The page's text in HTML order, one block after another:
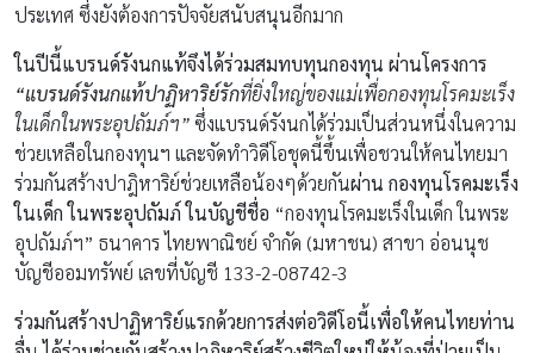
ประเทศ ซึ่งยังต้องการปัจจัยสนับสนุนอีกมาก
ในปีนี้แบรนด์รังนกแท้จึงได้ร่วมสมทบทุนกองทุน ผ่านโครงการ
“แบรนด์รังนกแท้ปาฏิหาริย์รักที่ยิ่งใหญ่ของแม่เพื่อกองทุนโรคมะเร็ง
ในเด็กในพระอุปถัมภ์ฯ” ซึ่งแบรนด์รังนกได้ร่วมเป็นส่วนหนึ่งในความ
ช่วยเหลือในกองทุนฯ และจัดทำวิดีโอชุดนี้ขึ้นเพื่อชวนให้คนไทยมา
ร่วมกันสร้างปาฎิหาริย์ช่วยเหลือน้องๆด้วยกันผ่าน กองทุนโรคมะเร็ง
ในเด็ก ในพระอุปถัมภ์ ในบัญชีชื่อ “กองทุนโรคมะเร็งในเด็ก ในพระ
อุปถัมภ์ฯ” ธนาคาร ไทยพาณิชย์ จำกัด (มหาชน) สาขา อ่อนนุช
บัญชีออมทรัพย์ เลขที่บัญชี 133-2-08742-3
ร่วมกันสร้างปาฏิหาริย์แรกด้วยการส่งต่อวิดีโอนี้เพื่อให้คนไทยท่าน